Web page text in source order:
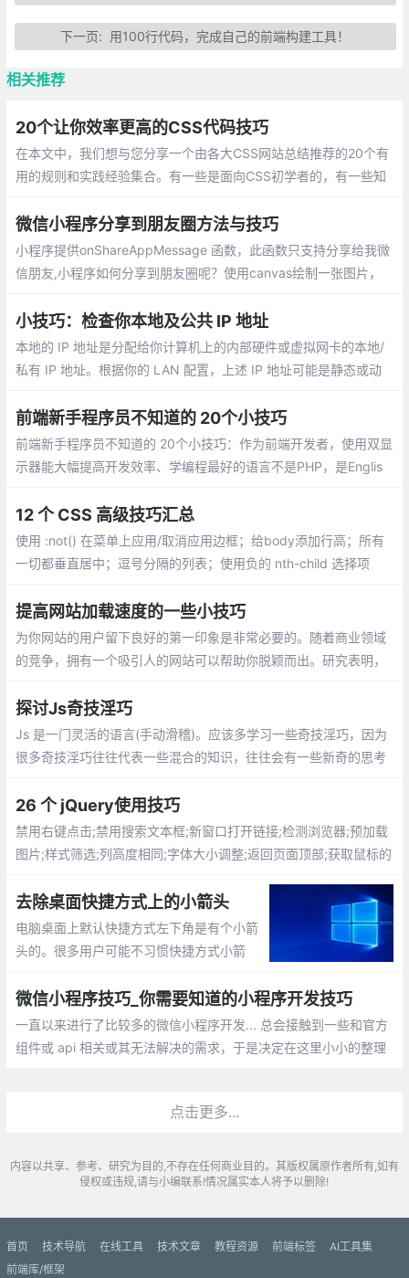
下一页: 用100行代码，完成自己的前端构建工具！
相关推荐
20个让你效率更高的CSS代码技巧
在本文中，我们想与您分享一个由各大CSS网站总结推荐的20个有
用的规则和实践经验集合。有一些是面向CSS初学者的，有一些知
知识
微信小程序分享到朋友圈方法与技巧
小程序提供onShareAppMessage 函数，此函数只支持分享给我微
信朋友,小程序如何分享到朋友圈呢？使用canvas绘制一张图片，
小技巧：检查你本地及公共 IP 地址
本地的 IP 地址是分配给你计算机上的内部硬件或虚拟网卡的本地/
私有 IP 地址。根据你的 LAN 配置，上述 IP 地址可能是静态或动
的公共/外部 IP 地址。
前端新手程序员不知道的 20个小技巧
前端新手程序员不知道的 20个小技巧：作为前端开发者，使用双显
示器能大幅提高开发效率、学编程最好的语言不是PHP，是Englis
gle一下、把觉得不靠谱的需求放到最后做，很可能到时候需求就变
了...
12 个 CSS 高级技巧汇总
使用 :not() 在菜单上应用/取消应用边框；给body添加行高；所有
一切都垂直居中；逗号分隔的列表；使用负的 nth-child 选择项
ght；继承 box-sizing
提高网站加载速度的一些小技巧
为你网站的用户留下良好的第一印象是非常必要的。随着商业领域
的竞争，拥有一个吸引人的网站可以帮助你脱颖而出。研究表明，
探讨Js奇技淫巧
Js 是一门灵活的语言(手动滑稽)。应该多学习一些奇技淫巧，因为
很多奇技淫巧往往代表一些混合的知识，往往会有一些新奇的思考
26 个 jQuery使用技巧
禁用右键点击;禁用搜索文本框;新窗口打开链接;检测浏览器;预加载
图片;样式筛选;列高度相同;字体大小调整;返回页面顶部;获取鼠标的
去除桌面快捷方式上的小箭头
电脑桌面上默认快捷方式左下角是有个小箭
头的。很多用户可能不习惯快捷方式小箭
档的名称自己顺便命名即可），然后把下面
的这些英文全部复制到TXT文档内保存。把
TXT文档的扩展名改成 .bat
微信小程序技巧_你需要知道的小程序开发技巧
一直以来进行了比较多的微信小程序开发... 总会接触到一些和官方
组件或 api 相关或其无法解决的需求，于是决定在这里小小的整理
点击更多...
内容以共享、参考、研究为目的,不存在任何商业目的。其版权属原作者所有,如有
侵权或违规,请与小编联系!情况属实本人将予以删除!
首页 技术导航 在线工具 技术文章 教程资源 前端标签
AI工具集
前端库/框架